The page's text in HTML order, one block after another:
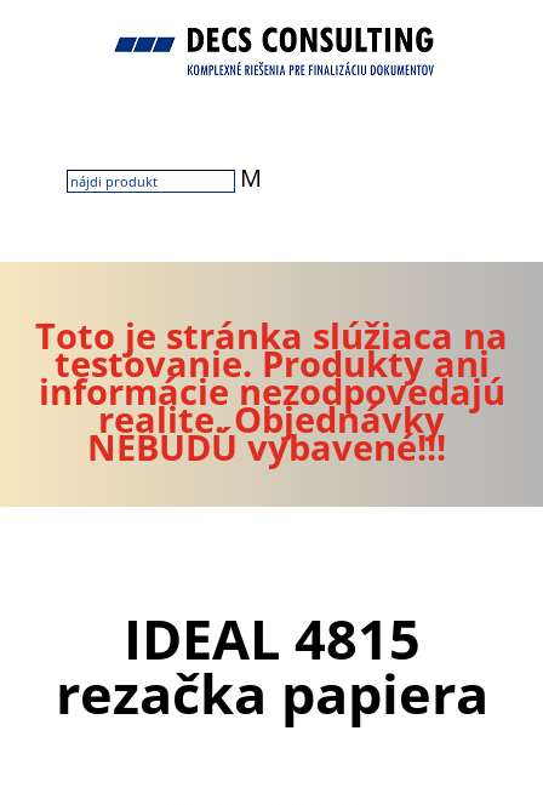
M
Toto je stránka slúžiaca na
testovanie. Produkty ani
informácie nezodpovedajú
realite. Objednávky
NEBUDÚ vybavené!!!
IDEAL 4815
rezačka papiera